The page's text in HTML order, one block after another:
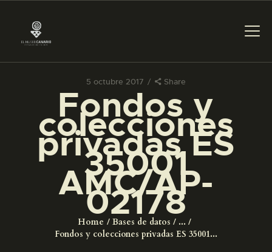
5 octubre 2017 Share
Fondos y
colecciones
privadas ES
35001
AMC/AP-
02178
Home Bases de datos
...
Fondos y colecciones privadas ES 35001...
PREPARAR LA VISITA
ACTIVIDADES
█
EL MUSEO